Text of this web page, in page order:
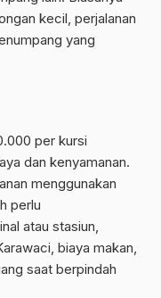
kecil, perjalanan
yang
per kursi
dan kenyamanan.
menggunakan
perlu
atau stasiun,
biaya makan,
saat berpindah